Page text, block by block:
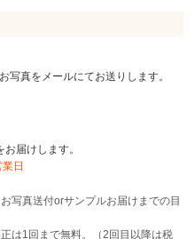
写真をメールにてお送りします。
届けします。
日
写真送付orサンプルお届けまでの目
は1回まで無料。（2回目以降は税